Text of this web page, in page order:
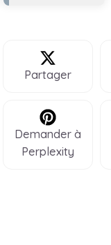
Partager
Demander à
Perplexity